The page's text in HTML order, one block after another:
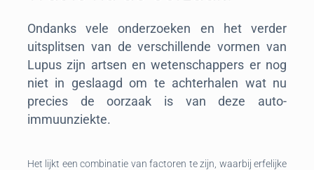
Ondanks vele onderzoeken en het verder
uitsplitsen van de verschillende vormen van
Lupus zijn artsen en wetenschappers er nog
niet in geslaagd om te achterhalen wat nu
precies de oorzaak is van deze auto-
immuunziekte.
Het lijkt een combinatie van factoren te zijn, waarbij erfelijke